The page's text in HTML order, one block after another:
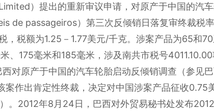
）提出的重新审议申请，对原产于中国的汽
de passageiros）第三次反倾销日落复审终裁税
，税额为1.25－1.77美元/千克。涉案产品为65和
、175毫米和185毫米，涉及南共市税号
对原产于中国的汽车轮胎启动反倾销调查（参见
作出肯定性终裁，决定对中国涉案产品征收0.75
。2012年8月24日，巴西对外贸易秘书处发布